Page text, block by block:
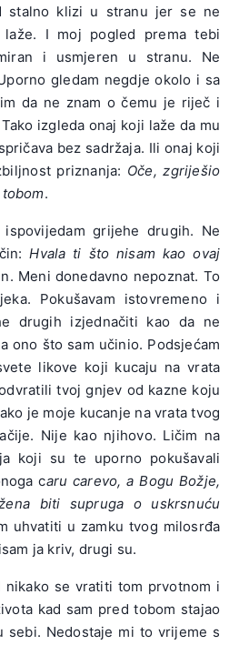
stalno klizi u stranu jer se ne
I moj pogled prema tebi
i usmjeren u stranu. Ne
gledam negdje okolo i sa
da ne znam o čemu je riječ i
izgleda onaj koji laže da mu
bez sadržaja. Ili onaj koji
priznanja: Oče, zgriješio
.
grijehe drugih. Ne
Hvala ti što nisam kao ovaj
Meni donedavno nepoznat. To
Pokušavam istovremeno i
drugih izjednačiti kao da ne
ono što sam učinio. Podsjećam
likove koji kucaju na vrata
tvoj gnjev od kazne koju
je moje kucanje na vrata tvog
Nije kao njihovo. Ličim na
koji su te uporno pokušavali
caru carevo, a Bogu Božje,
biti supruga o uskrsnuću
uhvatiti u zamku tvog milosrđa
ja kriv, drugi su.
se vratiti tom prvotnom i
kad sam pred tobom stajao
sebi. Nedostaje mi to vrijeme s